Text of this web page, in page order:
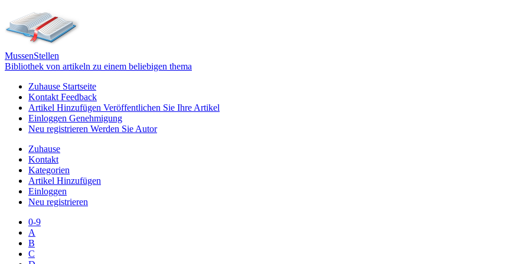
MussenStellen
Bibliothek von artikeln zu einem beliebigen thema
Zuhause Startseite
Kontakt Feedback
Artikel Hinzufügen Veröffentlichen Sie Ihre Artikel
Einloggen Genehmigung
Neu registrieren Werden Sie Autor
Zuhause
Kontakt
Kategorien
Artikel Hinzufügen
Einloggen
Neu registrieren
0-9
A
B
C